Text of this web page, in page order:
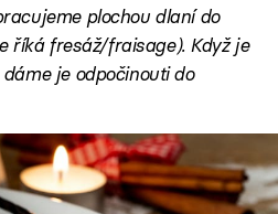
plochou dlaní do
říká fresáž/fraisage). Když je
je odpočinouti do